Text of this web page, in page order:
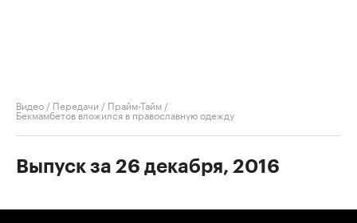
Видео / Передачи / Прайм-Тайм /
Бекмамбетов вложился в православную одежду
Выпуск за 26 декабря, 2016